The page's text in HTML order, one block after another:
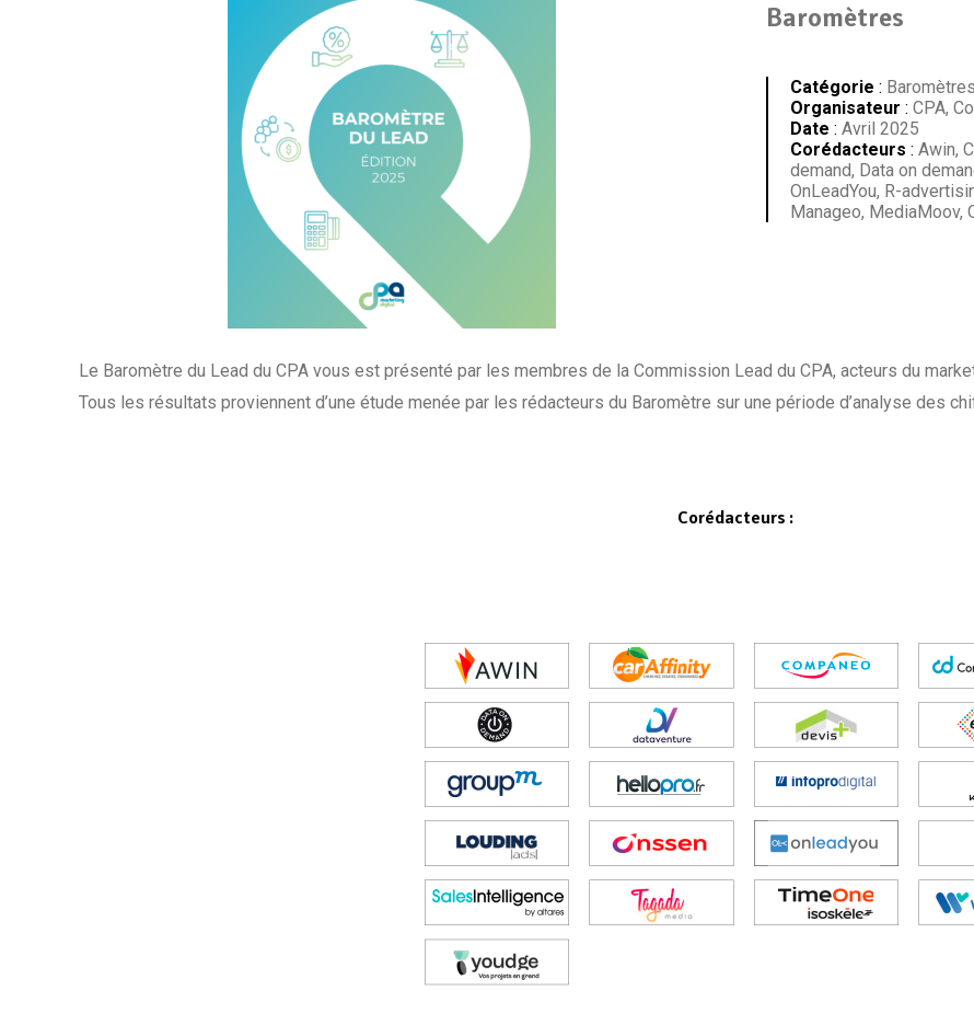
Baromètres
Catégorie : Baromètres
Organisateur : CPA,
Date : Avril 2025
Corédacteurs : Awin,
demand, Data on
OnLeadYou, R-
Manageo, MediaMoov,
Le Baromètre du Lead du CPA vous est présenté par les membres de la Commission Lead du CPA, acteurs du
Tous les résultats proviennent d’une étude menée par les rédacteurs du Baromètre sur une période d’analyse des
Corédacteurs :